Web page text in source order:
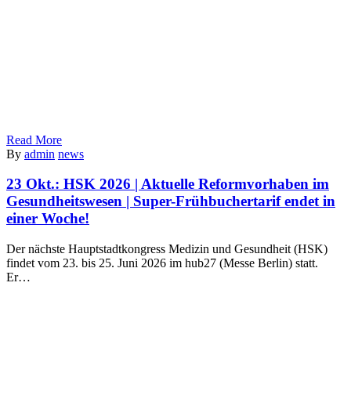
Read More
By admin news
23 Okt.: HSK 2026 | Aktuelle Reformvorhaben im
Gesundheitswesen | Super-Frühbuchertarif endet in
einer Woche!
Der nächste Hauptstadtkongress Medizin und Gesundheit (HSK)
findet vom 23. bis 25. Juni 2026 im hub27 (Messe Berlin) statt.
Er…